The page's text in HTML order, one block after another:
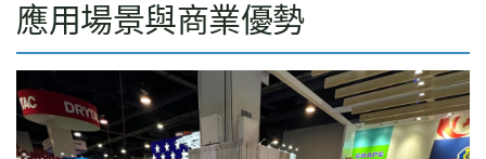
應用場景與商業優勢